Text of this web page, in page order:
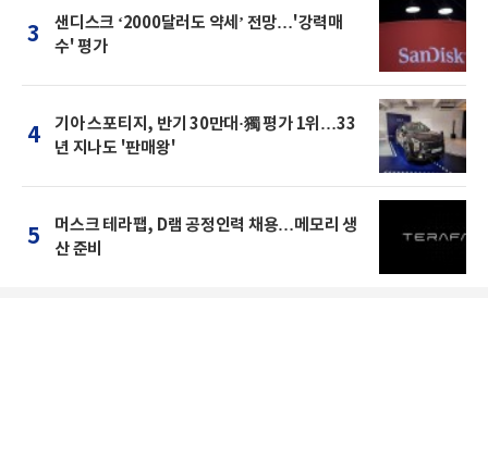
3
샌디스크 ‘2000달러도 약세’ 전망…'강력매
수' 평가
4
기아 스포티지, 반기 30만대·獨 평가 1위…33
년 지나도 '판매왕'
5
머스크 테라팹, D램 공정인력 채용…메모리 생
산 준비